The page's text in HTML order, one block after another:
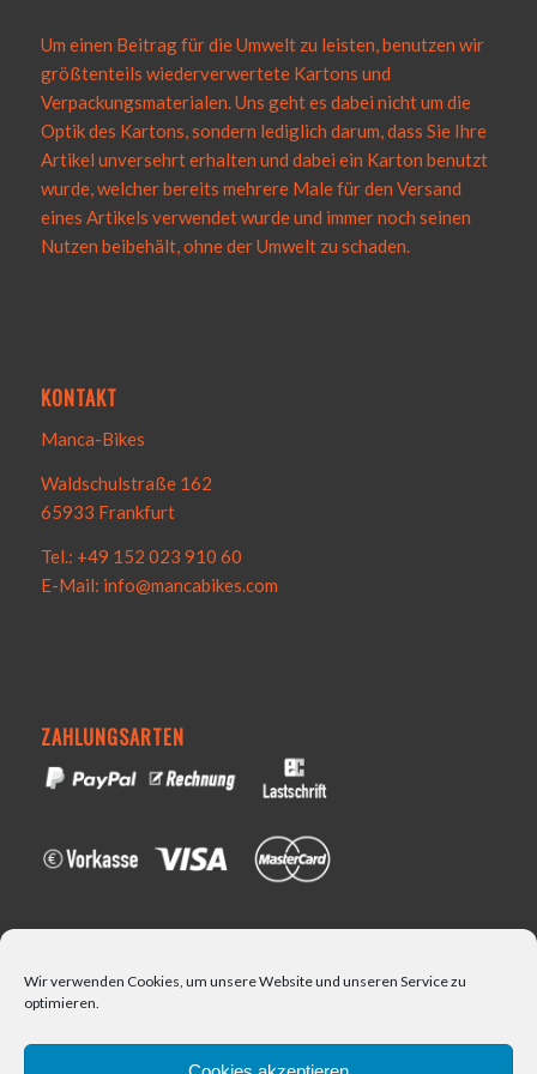
Wir verwenden Cookies, um unsere Website und unseren Service zu
optimieren.
Um einen Beitrag für die Umwelt zu leisten, benutzen wir
größtenteils wiederverwertete Kartons und
Verpackungsmaterialen. Uns geht es dabei nicht um die
Optik des Kartons, sondern lediglich darum, dass Sie Ihre
Artikel unversehrt erhalten und dabei ein Karton benutzt
wurde, welcher bereits mehrere Male für den Versand
eines Artikels verwendet wurde und immer noch seinen
Nutzen beibehält, ohne der Umwelt zu schaden.
KONTAKT
Manca-Bikes
Waldschulstraße 162
65933 Frankfurt
Tel.: +49 152 023 910 60
E-Mail: info@mancabikes.com
ZAHLUNGSARTEN